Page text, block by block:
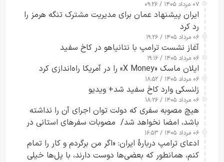
۰۷ مرداد ۱۴۰۵ / ۰۹:۲۶
ایران پیشنهاد عمان برای مدیریت مشترک تنگه هرمز را
رد کرد
۰۶ مرداد ۱۴۰۵ / ۱۹:۲۶
آغاز نشست ترامپ با نتانیاهو در کاخ سفید
۰۶ مرداد ۱۴۰۵ / ۱۹:۱۶
ایلان ماسک «X Money» را در آمریکا راه‌اندازی کرد
۰۶ مرداد ۱۴۰۵ / ۱۸:۵۲
زلنسکی وارد کاخ سفید شد+ ویدیو
۰۶ مرداد ۱۴۰۵ / ۱۸:۲۶
هیچ مصوبه سفری که دولت توان اجرای آن را نداشته
باشد، امضا نخواهد شد/ مصوبات سفرهای استانی در
چارچوب قانون بودجه است+ عکس
۰۶ مرداد ۱۴۰۵ / ۱۶:۵۳
ادعای ترامپ دربارهٔ ایران: «اگر من برگردم و کار را تمام
کنم، همانطور که بعضی‌ها دوست دارند، با پل‌ها خیلی